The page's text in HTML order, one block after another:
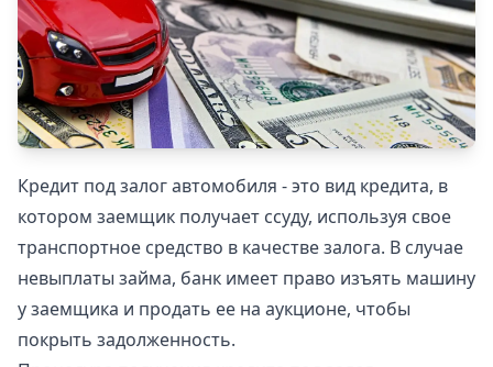
Кредит под залог автомобиля - это вид кредита, в
котором заемщик получает ссуду, используя свое
транспортное средство в качестве залога. В случае
невыплаты займа, банк имеет право изъять машину
у заемщика и продать ее на аукционе, чтобы
покрыть задолженность.